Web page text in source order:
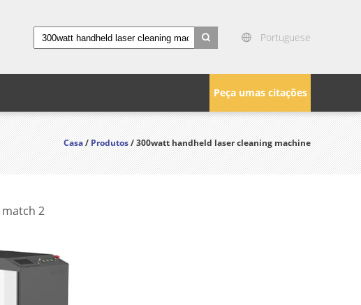
Portuguese
Peça umas citações
Casa/Produtos/ 300watt handheld laser cleaning machine
match 2